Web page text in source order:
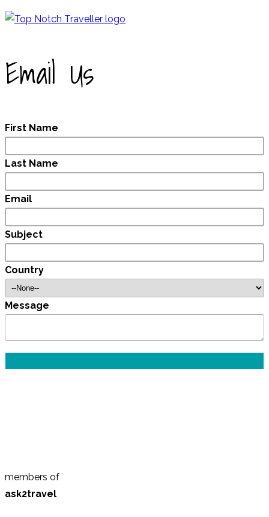
Email Us
First Name
Last Name
Email
Subject
Country
Message
members of
ask2travel